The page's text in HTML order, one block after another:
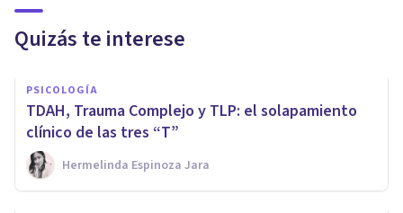
Quizás te interese
PSICOLOGÍA
TDAH, Trauma Complejo y TLP: el solapamiento
clínico de las tres “T”
Hermelinda Espinoza Jara